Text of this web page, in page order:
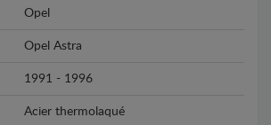
Opel
Opel Astra
1991 - 1996
Acier thermolaqué